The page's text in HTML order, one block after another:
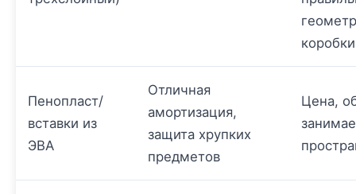
коробки
Пенопласт/
вставки из
ЭВА
Отличная
амортизация,
защита хрупких
предметов
Цена,